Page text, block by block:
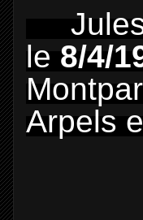
le 8/4/
Arpels